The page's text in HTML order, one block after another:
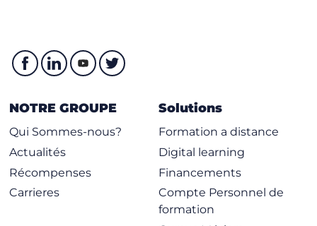
NOTRE GROUPE
Qui Sommes-nous?
Actualités
Récompenses
Carrieres
Solutions
Formation a distance
Digital learning
Financements
Compte Personnel de
formation